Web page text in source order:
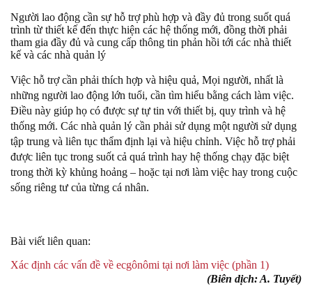
Người lao động cần sự hỗ trợ phù hợp và đầy đủ trong suốt quá
trình từ thiết kế đến thực hiện các hệ thống mới, đồng thời phải
tham gia đầy đủ và cung cấp thông tin phản hồi tới các nhà thiết
kế và các nhà quản lý
Việc hỗ trợ cần phải thích hợp và hiệu quả, Mọi người, nhất là
những người lao động lớn tuổi, cần tìm hiểu bằng cách làm việc.
Điều này giúp họ có được sự tự tin với thiết bị, quy trình và hệ
thống mới. Các nhà quản lý cần phải sử dụng một người sử dụng
tập trung và liên tục thẩm định lại và hiệu chỉnh. Việc hỗ trợ phải
được liên tục trong suốt cả quá trình hay hệ thống chạy đặc biệt
trong thời kỳ khủng hoảng – hoặc tại nơi làm việc hay trong cuộc
sống riêng tư của từng cá nhân.
Bài viết liên quan:
Xác định các vấn đề về ecgônômi tại nơi làm việc (phần 1)
(Biên dịch: A. Tuyết)